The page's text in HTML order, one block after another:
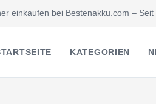
einkaufen bei Bestenakku.com –
KATEGORIEN